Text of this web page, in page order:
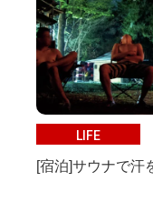
LIFE
[宿泊]サウナで汗